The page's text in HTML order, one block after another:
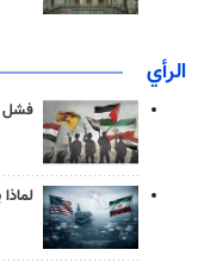
الرأي
فشل